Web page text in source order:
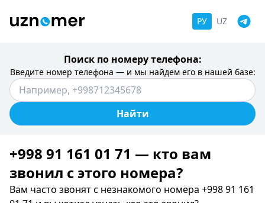
РУ UZ
Поиск по номеру телефона:
Введите номер телефона — и мы найдем его в нашей базе:
Найти
+998 91 161 01 71 — кто вам
звонил c этого номера?
Вам часто звонят с незнакомого номера +998 91 161